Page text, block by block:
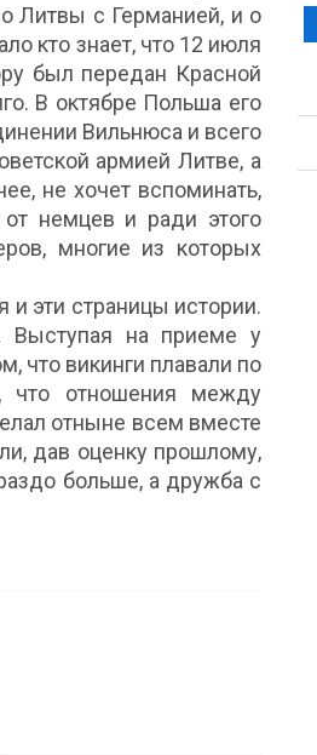
Литвы с Германией, и о
кто знает, что 12 июля
был передан Красной
В октябре Польша его
Вильнюса и всего
армией Литве, а
не хочет вспоминать,
немцев и ради этого
многие из которых
и эти страницы истории.
Выступая на приеме у
что викинги плавали по
что отношения между
отныне всем вместе
дав оценку прошлому,
больше, а дружба с